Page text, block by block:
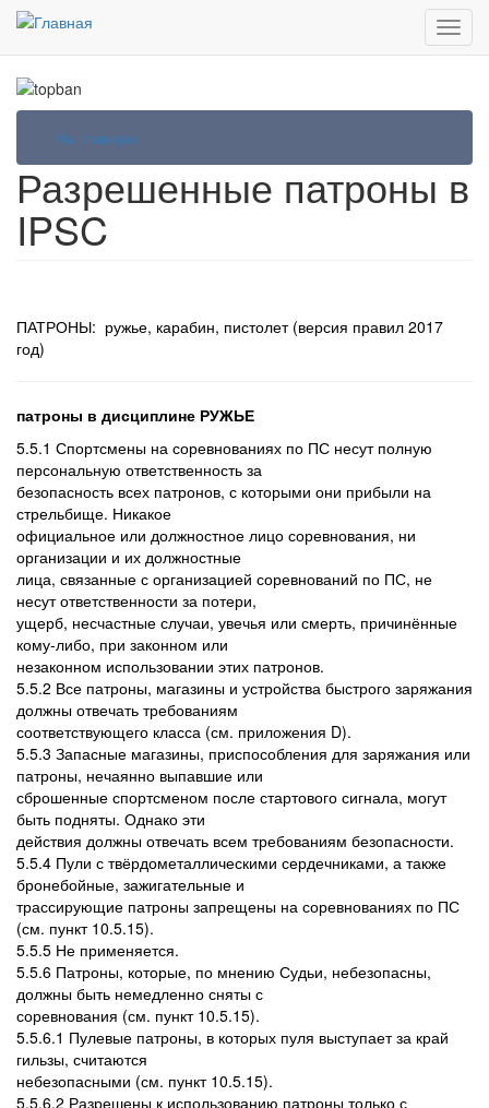
Перейти
основному
содержанию
На главную
Разрешенные патроны в
IPSC
ПАТРОНЫ: ружье, карабин, пистолет (версия правил 2017
год)
патроны в дисциплине РУЖЬЕ
5.5.1 Спортсмены на соревнованиях по ПС несут полную
персональную ответственность за
безопасность всех патронов, с которыми они прибыли на
стрельбище. Никакое
официальное или должностное лицо соревнования, ни
организации и их должностные
лица, связанные с организацией соревнований по ПС, не
несут ответственности за потери,
ущерб, несчастные случаи, увечья или смерть, причинённые
кому-либо, при законном или
незаконном использовании этих патронов.
5.5.2 Все патроны, магазины и устройства быстрого заряжания
должны отвечать требованиям
соответствующего класса (см. приложения D).
5.5.3 Запасные магазины, приспособления для заряжания или
патроны, нечаянно выпавшие или
сброшенные спортсменом после стартового сигнала, могут
быть подняты. Однако эти
действия должны отвечать всем требованиям безопасности.
5.5.4 Пули с твёрдометаллическими сердечниками, а также
бронебойные, зажигательные и
трассирующие патроны запрещены на соревнованиях по ПС
(см. пункт 10.5.15).
5.5.5 Не применяется.
5.5.6 Патроны, которые, по мнению Судьи, небезопасны,
должны быть немедленно сняты с
соревнования (см. пункт 10.5.15).
5.5.6.1 Пулевые патроны, в которых пуля выступает за край
гильзы, считаются
небезопасными (см. пункт 10.5.15).
5.5.6.2 Разрешены к использованию патроны только с